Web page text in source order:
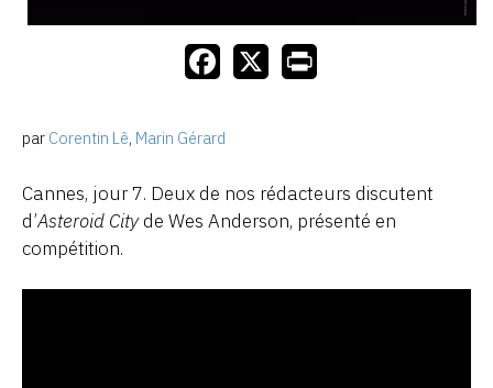
par Corentin Lê, Marin Gérard
Cannes, jour 7. Deux de nos rédacteurs discutent
d’Asteroid Cityde Wes Anderson, présenté en
compétition.